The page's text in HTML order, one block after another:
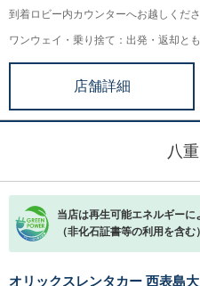
到着ロビー内カウンターへお越しくだ
ワンウェイ・乗り捨て：出発・返却と
店舗詳細
八
当店は再生可能エネルギー
（非化石証書等の利用を含む
オリックスレンタカー 西表島